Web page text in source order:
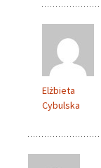
Elżbieta
Cybulska